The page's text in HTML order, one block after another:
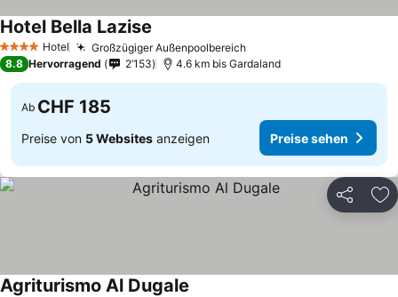
4 Sterne Hotel Großzügiger Außenpoolbereich
Hotel Bella Lazise
8.8 Hervorragend 2’153 4.6 km bis Gardaland
Ab CHF 185
Preise von 5 Websites anzeigen Preise sehen
Teilen
Agriturismo Al Dugale